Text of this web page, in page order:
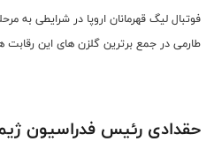
فوتبال لیگ قهرمانان اروپا در شرایطی
طارمی در جمع برترین گلزن های این
حقدادی رئیس فدراسیون